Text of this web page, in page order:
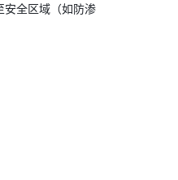
安全区域（如防渗